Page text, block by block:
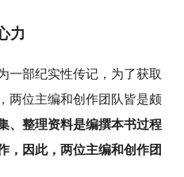
力
一部纪实性传记，为了获取
两位主编和创作团队皆是颇
、整理资料是编撰本书过程
，因此，两位主编和创作团